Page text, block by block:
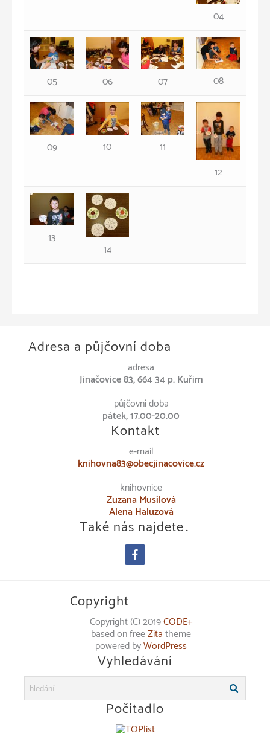
04
05 06 07 08
09 10
11
12
13
14
Adresa a půjčovní doba
adresa
Jinačovice 83, 664 34 p. Kuřim
půjčovní doba
pátek, 17.00-20.00
Kontakt
e-mail
knihovna83@obecjinacovice.cz
knihovnice
Zuzana Musilová
Alena Haluzová
Také nás najdete…
facebook
Copyright
Copyright (C) 2019CODE+
based on freeZitatheme
powered byWordPress
Vyhledávání
Počítadlo